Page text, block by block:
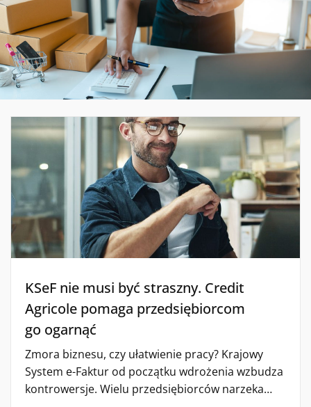
KSeF nie musi być straszny. Credit
Agricole pomaga przedsiębiorcom
go ogarnąć
Zmora biznesu, czy ułatwienie pracy? Krajowy
System e-Faktur od początku wdrożenia wzbudza
kontrowersje. Wielu przedsiębiorców narzeka